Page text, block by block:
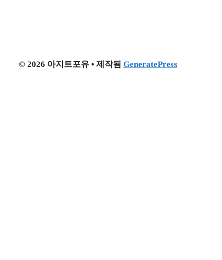
© 2026 아지트포유 • 제작됨 GeneratePress